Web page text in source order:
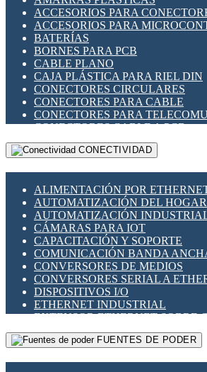
INDICADORES PARA PANEL
INTERFACES DE RELÉ
INTERRUPTORES FIN DE
LLAVES CONMUTADORAS
MEDIDORES DE ENERGÍA Y
MOTORES PASO A PASO
PANTALLAS HMI
PLC -CONTROLADORES
PROGRAMADORES DE
RELÉS DE PROTECCIÓN
SENSORES CAPACITIVOS
SENSORES INDUCTIVOS
TEMPORIZADORES
VARIACS
VARIADORES DE FRECUENCIA
SECCIONADORES -
MAQUINARIA
ACCESORIOS PARA
ACCESORIOS PARA
BATERÍAS
BORNES PARA PCB
CABLE PLANO
CAJA PLÁSTICA PARA RIEL DIN
CONECTORES CIRCULARES
CONECTORES PARA CABLE
CONECTORES PARA
CONECTORES CABLE A PCB
CONECTORES PCB A CABLE
DIP SWITCHES
HERRAMIENTAS VARIAS
ILUMINACIÓN LED
INTERRUPTORES REED
INTERFACES DE RELÉ
OTROS RELÉS
PROTECCIÓN TÉRMICA
RELÉS AUTOMOTRICES
RELÉS DE SEÑAL
RELÉS DE ESTADO SÓLIDO SSR
RELÉS INDUSTRIALES
RELÉS MINIATURA DE
SENSORES MAGNÉTICOS
CONECTIVIDAD
ALIMENTACIÓN POR
AUTOMATIZACIÓN DEL HOGAR
AUTOMATIZACIÓN
CÁMARAS PARA IOT
CAPACITACIÓN Y SOPORTE
COMUNICACIÓN BANDA
CONVERSORES DE MEDIOS
CONVERSORES SERIAL A
DISPOSITIVOS I/O
ETHERNET INDUSTRIAL
EXTENSOR ETHERNET SOBRE
GATEWAY LORAWAN
GESTIÓN DE REDESFUENTES DE PODER